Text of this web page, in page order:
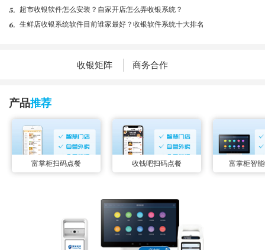
超市收银软件怎么安装？自家开店怎么弄收银系统？
生鲜店收银系统软件目前谁家最好？收银软件系统十大排名
收银矩阵 商务合作
产品推荐
富掌柜扫码点餐 收钱吧扫码点餐 富掌柜智